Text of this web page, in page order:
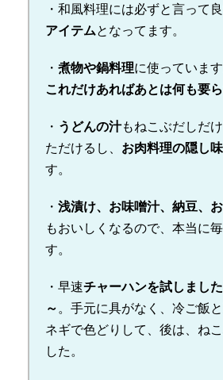
・和風料理には必ずと言って
アイテムとなってます。
・ 煮物や鍋料理に使っています
これだけあればあとは何も要
・ うどんの汁もねこぶだしだ
ただけるし、 お肉料理の隠し味
す。
・ 浅漬け、お味噌汁、納豆、
もおいしくなるので、本当に
す。
・早速チャーハンを試しまし
～ 。手元に具がなく、冷ご飯
ネギで色どりして、後は、ね
した。